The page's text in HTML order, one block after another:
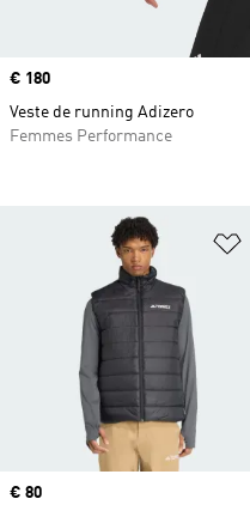
Prix
€ 80
Prix
€ 180
Veste de running Adizero
Femmes Performance